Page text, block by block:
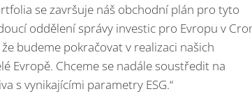
se završuje náš obchodní plán pro tyto
oddělení správy investic pro Evropu v
budeme pokračovat v realizaci našich
Evropě. Chceme se nadále soustředit na
s vynikajícími parametry ESG.“